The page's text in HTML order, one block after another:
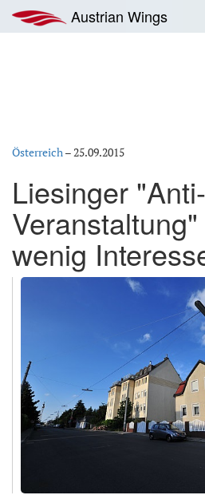
Inhalt
springen
Austrian Wings
Österreich–25.09.2015
Liesinger
wenig